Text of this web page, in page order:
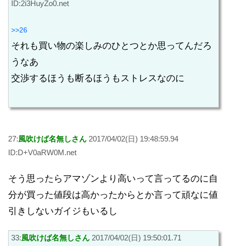
ID:2i3HuyZo0.net
>>26
それも買い物の楽しみのひとつとか思ってんだろ
うなあ
交渉するほうも断るほうもストレスなのに
27:風吹けば名無しさん 2017/04/02(日) 19:48:59.94
ID:D+V0aRW0M.net
そう思ったらアマゾンより高いって言ってるのに自
分が買った値段は高かったからとか言って頑なに値
引きしないガイジもいるし
33:風吹けば名無しさん 2017/04/02(日) 19:50:01.71